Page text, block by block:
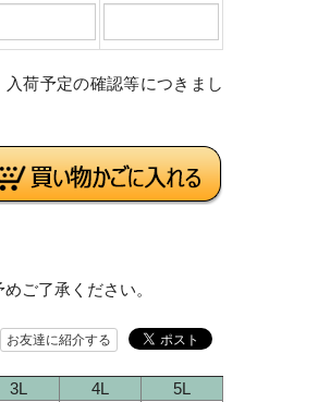
荷予定の確認等につきまし
ご了承ください。
お友達に紹介する
3L 4L
5L